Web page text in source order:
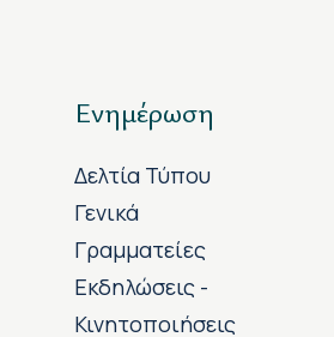
Ενημέρωση
Δελτία Τύπου
Γενικά
Γραμματείες
Εκδηλώσεις -
Κινητοποιήσεις